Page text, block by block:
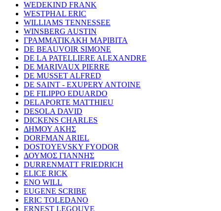
WEDEKIND FRANK
WESTPHAL ERIC
WILLIAMS TENNESSEE
WINSBERG AUSTIN
ΓΡΑΜΜΑΤΙΚΑΚΗ ΜΑΡΙΒΙΤΑ
DE BEAUVOIR SIMONE
DE LA PATELLIERE ALEXANDRE
DE MARIVAUX PIERRE
DE MUSSET ALFRED
DE SAINT - EXUPERY ANTOINE
DE FILIPPO EDUARDO
DELAPORTE MATTHIEU
DESOLA DAVID
DICKENS CHARLES
ΔΗΜΟΥ ΑΚΗΣ
DORFMAN ARIEL
DOSTOYEVSKY FYODOR
ΔΟΥΜΟΣ ΓΙΑΝΝΗΣ
DURRENMATT FRIEDRICH
ELICE RICK
ENO WILL
EUGENE SCRIBE
ERIC TOLEDANO
ERNEST LEGOUVE